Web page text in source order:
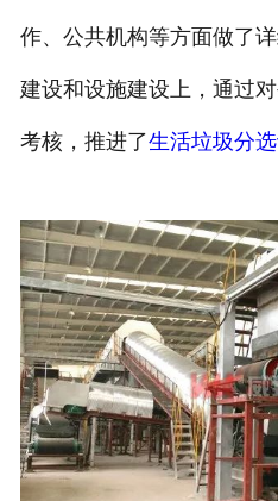
作、公共机构等方面做了
建设和设施建设上，通过
考核，推进了生活垃圾分